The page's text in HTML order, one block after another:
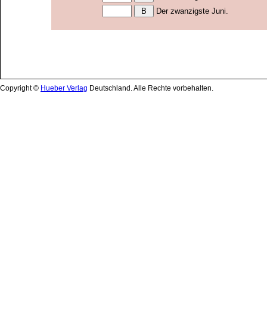
Copyright © Hueber Verlag Deutschland. Alle Rechte vorbehalten.